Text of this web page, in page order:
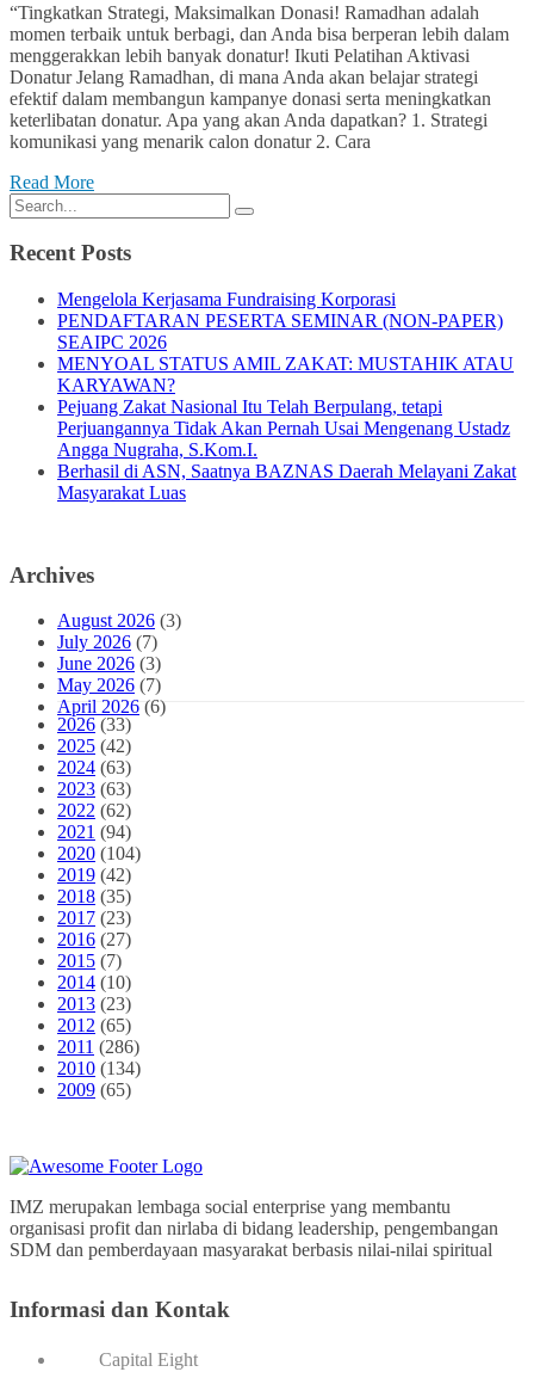
“Tingkatkan Strategi, Maksimalkan Donasi! Ramadhan adalah
momen terbaik untuk berbagi, dan Anda bisa berperan lebih dalam
menggerakkan lebih banyak donatur! Ikuti Pelatihan Aktivasi
Donatur Jelang Ramadhan, di mana Anda akan belajar strategi
efektif dalam membangun kampanye donasi serta meningkatkan
keterlibatan donatur. Apa yang akan Anda dapatkan? 1. Strategi
komunikasi yang menarik calon donatur 2. Cara
Read More
Recent Posts
Mengelola Kerjasama Fundraising Korporasi
PENDAFTARAN PESERTA SEMINAR (NON-PAPER)
SEAIPC 2026
MENYOAL STATUS AMIL ZAKAT: MUSTAHIK ATAU
KARYAWAN?
Pejuang Zakat Nasional Itu Telah Berpulang, tetapi
Perjuangannya Tidak Akan Pernah Usai Mengenang Ustadz
Angga Nugraha, S.Kom.I.
Berhasil di ASN, Saatnya BAZNAS Daerah Melayani Zakat
Masyarakat Luas
Archives
August 2026 (3)
July 2026 (7)
June 2026 (3)
May 2026 (7)
April 2026 (6)
2026 (33)
2025 (42)
2024 (63)
2023 (63)
2022 (62)
2021 (94)
2020 (104)
2019 (42)
2018 (35)
2017 (23)
2016 (27)
2015 (7)
2014 (10)
2013 (23)
2012 (65)
2011 (286)
2010 (134)
2009 (65)
IMZ merupakan lembaga social enterprise yang membantu
organisasi profit dan nirlaba di bidang leadership, pengembangan
SDM dan pemberdayaan masyarakat berbasis nilai-nilai spiritual
Informasi dan Kontak
Capital Eight